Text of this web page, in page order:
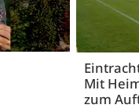
Mit
zum